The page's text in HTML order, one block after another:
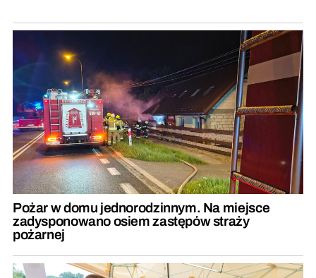
Pożar w domu jednorodzinnym. Na miejsce
zadysponowano osiem zastępów straży
pożarnej